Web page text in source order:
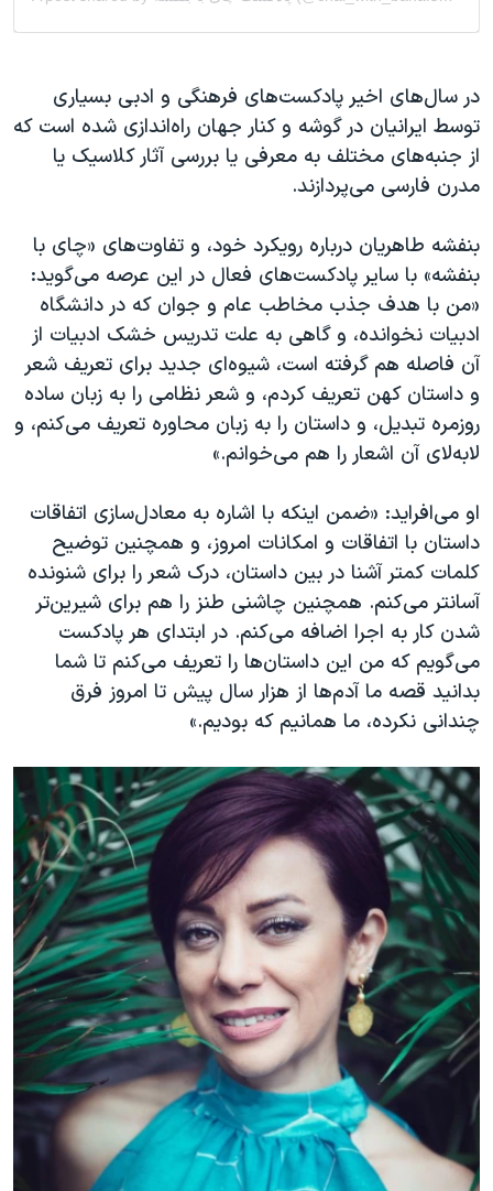
در سال‌های اخیر پادکست‌های فرهنگی و ادبی بسیاری
توسط ایرانیان در گوشه و کنار جهان راه‌اندازی شده است که
از جنبه‌های مختلف به معرفی یا بررسی آثار کلاسیک یا
مدرن فارسی می‌پردازند.
بنفشه طاهریان درباره رویکرد خود، و تفاوت‌های «چای با
بنفشه» با سایر پادکست‌های فعال در این عرصه می‌گوید:
«من با هدف جذب مخاطب عام و جوان که در دانشگاه
ادبیات نخوانده، و گاهی به علت تدریس خشک ادبیات از
آن فاصله هم گرفته است، شیوه‌ای جدید برای تعریف شعر
و داستان کهن تعریف کردم، و شعر نظامی را به زبان ساده
روزمره تبدیل، و داستان را به زبان محاوره تعریف می‌کنم، و
لابه‌لای آن اشعار را هم می‌خوانم.»
او می‌افراید: «ضمن اینکه با اشاره به معادل‌سازی اتفاقات
داستان با اتفاقات و امکانات امروز، و همچنین توضیح
کلمات کمتر آشنا در بین داستان، درک شعر را برای شنونده
آسانتر می‌کنم. همچنین چاشنی طنز را هم برای شیرین‌تر
شدن کار به اجرا اضافه می‌کنم. در ابتدای هر پادکست
می‌گویم که من این داستان‌ها را تعریف می‌کنم تا شما
بدانید قصه ما آدم‌ها از هزار سال پیش تا امروز فرق
چندانی نکرده، ما همانیم که بودیم.»